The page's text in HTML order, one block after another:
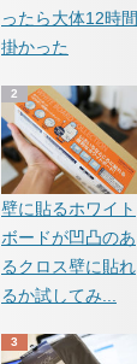
ったら大体12時間
掛かった
壁に貼るホワイト
ボードが凹凸のあ
るクロス壁に貼れ
るか試してみ...